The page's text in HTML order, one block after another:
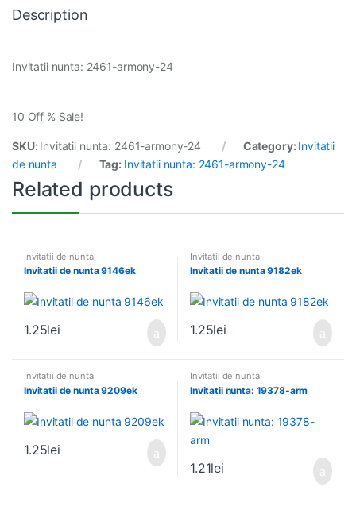
Description
Invitatii nunta: 2461-armony-24
10 Off % Sale!
SKU: Invitatii nunta: 2461-armony-24 Category: Invitatii
de nunta
Tag: Invitatii nunta: 2461-armony-24
Related products
Invitatii de nunta
Invitatii de nunta 9146ek
1.25lei
Invitatii de nunta
Invitatii de nunta 9182ek
1.25lei
Invitatii de nunta
Invitatii de nunta 9209ek
1.25lei
Invitatii de nunta
Invitatii nunta: 19378-arm
1.21lei